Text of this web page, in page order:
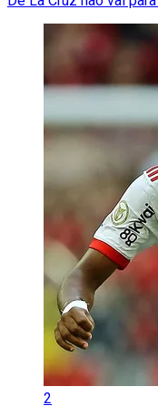
2